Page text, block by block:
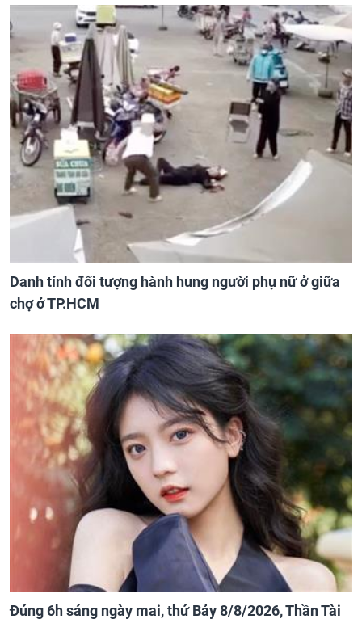
Danh tính đối tượng hành hung người phụ nữ ở giữa
chợ ở TP.HCM
Đúng 6h sáng ngày mai, thứ Bảy 8/8/2026, Thần Tài